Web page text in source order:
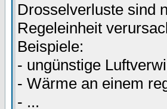
Drosselverluste sind
Regeleinheit
Beispiele:
- ungünstige
- Wärme an einem
- ...